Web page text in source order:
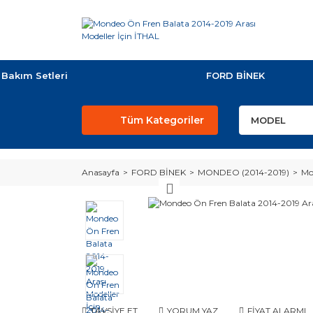
Bakım Setleri FORD BİNEK
Tüm Kategoriler
Anasayfa FORD BİNEK MONDEO (2014-2019)
TAVSİYE ET YORUM YAZ FİYAT ALARMI